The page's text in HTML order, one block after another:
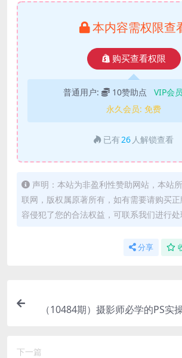
本内容需权限查
购买查看权限
普通用户: 10赞助点 VIP会
永久会员: 免费
已有26 人解锁查看
声明：本站为非盈利性赞助网站，本站
联网，版权属原著所有，如有需要请购买
容侵犯了您的合法权益，可联系我们进行处
分享
（10484期）摄影师必学的PS实
下一篇